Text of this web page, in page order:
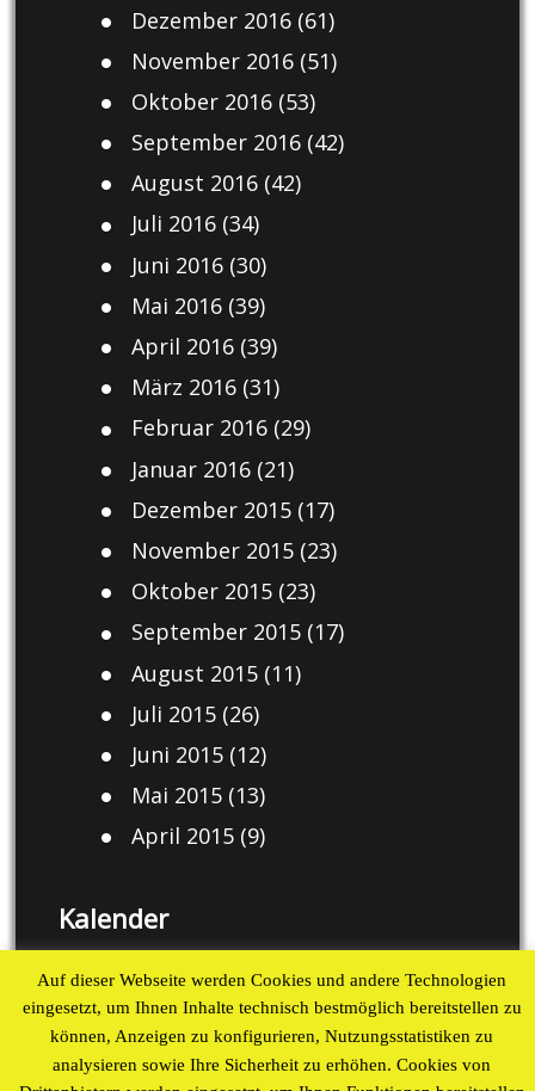
Dezember 2016(61)
November 2016(51)
Oktober 2016(53)
September 2016(42)
August 2016(42)
Juli 2016(34)
Juni 2016(30)
Mai 2016(39)
April 2016(39)
März 2016(31)
Februar 2016(29)
Januar 2016(21)
Dezember 2015(17)
November 2015(23)
Oktober 2015(23)
September 2015(17)
August 2015(11)
Juli 2015(26)
Juni 2015(12)
Mai 2015(13)
April 2015(9)
Kalender
M D M D F S
S
1
2
3
4 5 6 7 8 9
Auf dieser Webseite werden Cookies und andere Technologien
eingesetzt, um Ihnen Inhalte technisch bestmöglich bereitstellen zu
können, Anzeigen zu konfigurieren, Nutzungsstatistiken zu
analysieren sowie Ihre Sicherheit zu erhöhen. Cookies von